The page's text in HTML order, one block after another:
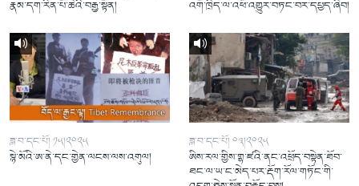
རྣམ་དག་རིན་པོ་ཆེའི་བརྒྱ་སྟོན།
འགོ་ཁྲིད་ལ་འཕོ་འགྱུར་བཏང་བར་དཔྱད་ཞིབ།
ཟླ་བ་དང་པོ། ༡༥།༢༠༢༥
སྙེ་མོའི་ཨ་ནེ་དང་གྱེན་ལངས་ལས་འགུལ།
ཟླ་བ་དང་པོ། ༠༣།༢༠༢༥
ཨིས་རལ་གྱིས་གྷ་ཛའི་ནང་འཕྲོད་བསྟེན་ཐོབ་
ཐང་ལ་ཡ་ང་མེད་པར་རྡོག་རོལ་གཏོང་གི་